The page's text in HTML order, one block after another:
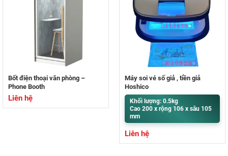
Bốt điện thoại văn phòng –
Phone Booth
Liên hệ
Máy soi vé số giả , tiền giả
Hoshico
Khối lượng: 0.5kg
Cao 200 x rộng 106 x sâu 105
mm
Liên hệ